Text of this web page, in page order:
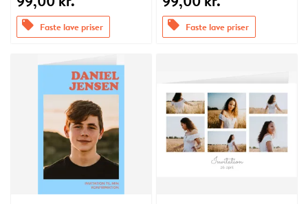
offers Faste lave priser offers Faste lave priser